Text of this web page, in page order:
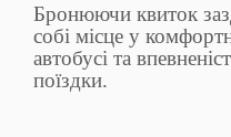
Бронюючи квиток
собі місце у
автобусі та
поїздки.